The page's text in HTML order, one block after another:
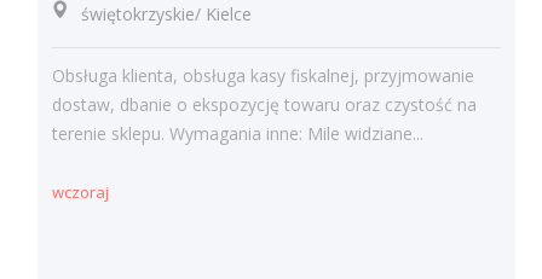
świętokrzyskie/ Kielce
Obsługa klienta, obsługa kasy fiskalnej, przyjmowanie
dostaw, dbanie o ekspozycję towaru oraz czystość na
terenie sklepu. Wymagania inne: Mile widziane...
wczoraj